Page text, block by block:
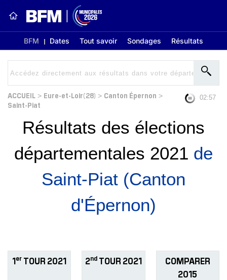
BFM Dates Tout savoir Sondages Résultats
ACCUEIL > Eure-et-Loir(28) > Canton Épernon >
Saint-Piat
02:56
Résultats des élections
départementales 2021 de
Saint-Piat (Canton
d'Épernon)
1er TOUR 2021 2ndTOUR 2021
COMPARER
2015